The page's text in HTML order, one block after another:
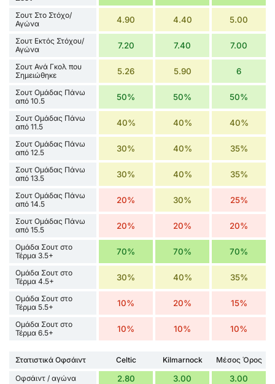
Σουτ Στο Στόχο/
Αγώνα
4.90 4.40 5.00
Σουτ Εκτός Στόχου/
Αγώνα
7.20 7.40 7.00
Σουτ Ανά Γκολ που
Σημειώθηκε
5.26 5.90 6
Σουτ Ομάδας Πάνω
από 10.5
50% 50% 50%
Σουτ Ομάδας Πάνω
από 11.5
40% 40% 40%
Σουτ Ομάδας Πάνω
από 12.5
30% 40% 35%
Σουτ Ομάδας Πάνω
από 13.5
30% 40% 35%
Σουτ Ομάδας Πάνω
από 14.5
20% 30% 25%
Σουτ Ομάδας Πάνω
από 15.5
20% 20% 20%
Ομάδα Σουτ στο
Τέρμα 3.5+
70% 70% 70%
Ομάδα Σουτ στο
Τέρμα 4.5+
30% 40% 35%
Ομάδα Σουτ στο
Τέρμα 5.5+
10% 20% 15%
Ομάδα Σουτ στο
Τέρμα 6.5+
10% 10% 10%
Στατιστικά Οφσάιντ Celtic Kilmarnock
Μέσος Όρος
Οφσάιντ / αγώνα
2.80 3.00 3.00